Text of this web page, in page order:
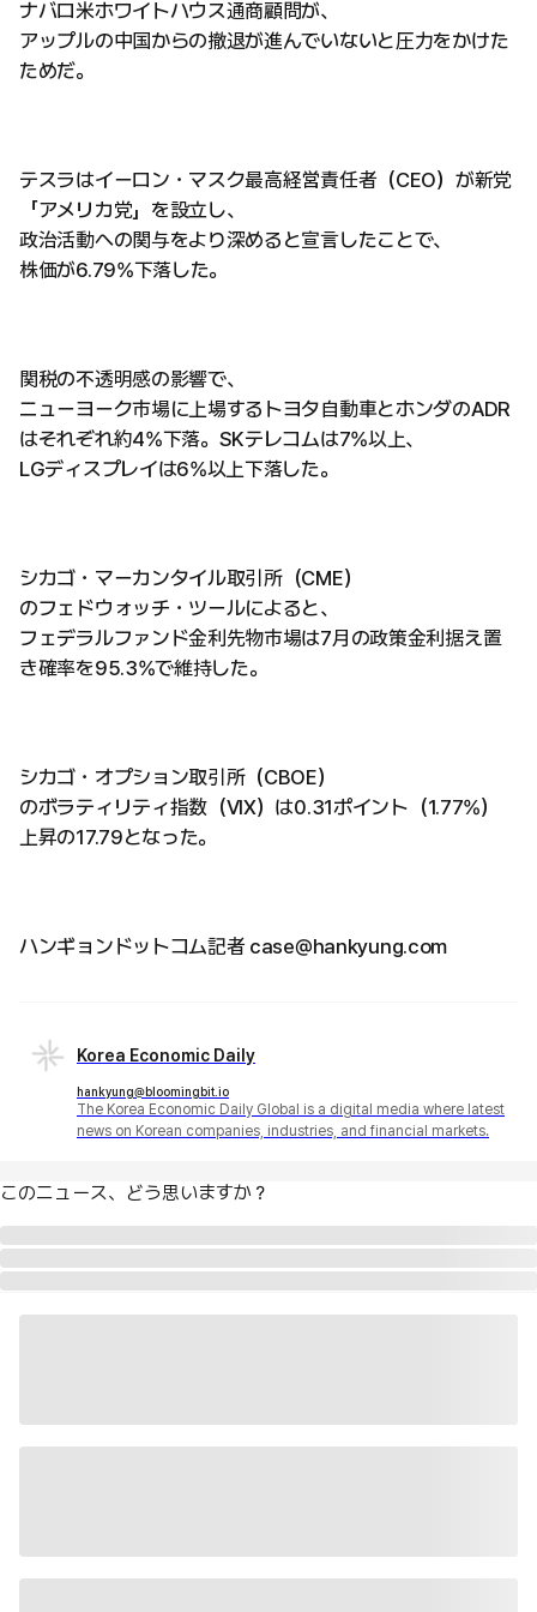
ナバロ米ホワイトハウス通商顧問が、
アップルの中国からの撤退が進んでいないと圧力をかけた
ためだ。
テスラはイーロン・マスク最高経営責任者（CEO）が新党
「アメリカ党」を設立し、
政治活動への関与をより深めると宣言したことで、
株価が6.79%下落した。
関税の不透明感の影響で、
ニューヨーク市場に上場するトヨタ自動車とホンダのADR
はそれぞれ約4%下落。SKテレコムは7%以上、
LGディスプレイは6%以上下落した。
シカゴ・マーカンタイル取引所（CME）
のフェドウォッチ・ツールによると、
フェデラルファンド金利先物市場は7月の政策金利据え置
き確率を95.3%で維持した。
シカゴ・オプション取引所（CBOE）
のボラティリティ指数（VIX）は0.31ポイント（1.77%）
上昇の17.79となった。
ハンギョンドットコム記者 case@hankyung.com
Korea Economic Daily
hankyung@bloomingbit.io
The Korea Economic Daily Global is a digital media where latest
news on Korean companies, industries, and financial markets.
このニュース、どう思いますか？